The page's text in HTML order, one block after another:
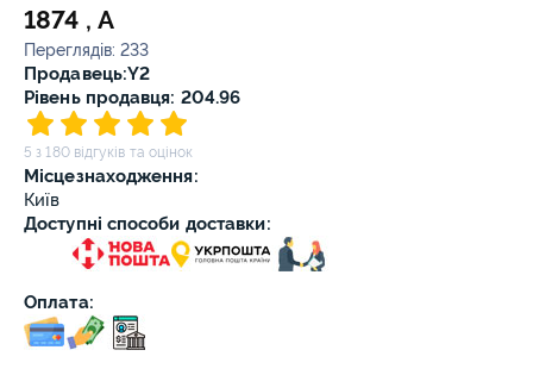
1874 , А
Переглядів: 233
Продавець:Y2
Рівень продавця: 204.96
5 з 180 відгуків та оцінок
Місцезнаходження:
Київ
Доступні способи доставки:
Оплата: